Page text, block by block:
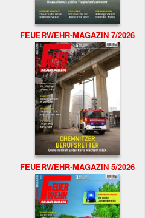
FEUERWEHR-MAGAZIN 7/2026
FEUERWEHR-MAGAZIN 5/2026